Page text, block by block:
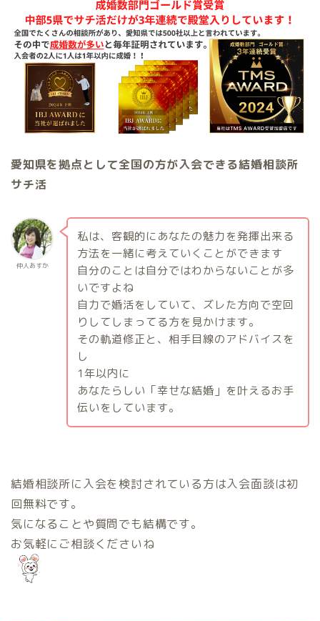
愛知県を拠点として全国の方が入会できる結婚相談所
サチ活
仲人あすか
私は、客観的にあなたの魅力を発揮出来る
方法を一緒に考えていくことができます
自分のことは自分ではわからないことが多
いですよね
自力で婚活をしていて、ズレた方向で空回
りしてしまってる方を見かけます。
その軌道修正と、相手目線のアドバイスを
し
1 年以内に
あなたらしい「幸せな結婚」を叶えるお手
伝いをしています。
結婚相談所に入会を検討されている方は入会面談は初
回無料です。
気になることや質問でも結構です。
お気軽にご相談くださいね